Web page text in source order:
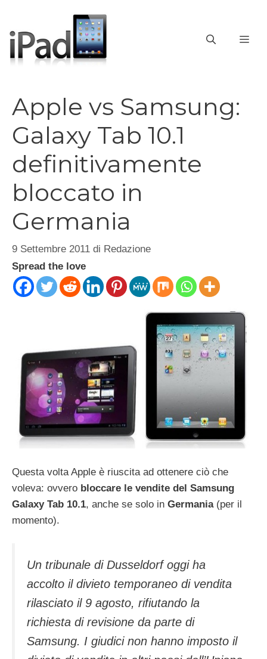
contenuto
Apple vs Samsung:
Galaxy Tab 10.1
definitivamente
bloccato in
Germania
9 Settembre 2011 di Redazione
Spread the love
Questa volta Apple è riuscita ad ottenere ciò che
voleva: ovvero bloccare le vendite del Samsung
Galaxy Tab 10.1, anche se solo in Germania(per il
momento).
Un tribunale di Dusseldorf oggi ha
accolto il divieto temporaneo di vendita
rilasciato il 9 agosto, rifiutando la
richiesta di revisione da parte di
Samsung. I giudici non hanno imposto il